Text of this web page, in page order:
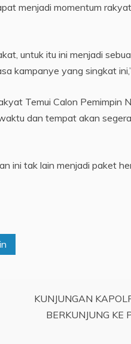
menjadi momentum
untuk itu ini menjadi
kampanye yang singkat
Temui Calon Pemimpin
dan tempat akan
ini tak lain menjadi paket
KUNJUNGAN
BERKUNJUNG KE